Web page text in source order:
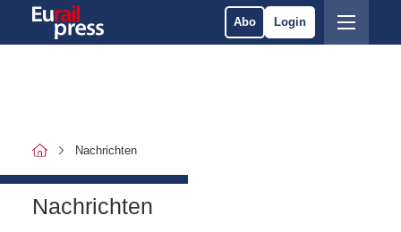
Abo Login
Nachrichten
Nachrichten